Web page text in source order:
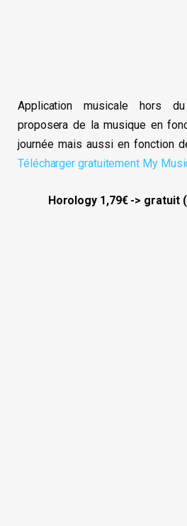
Application musicale hors
proposera de la musique en
journée mais aussi en fonction
Télécharger gratuitement My
Horology 1,79€ -> gratuit